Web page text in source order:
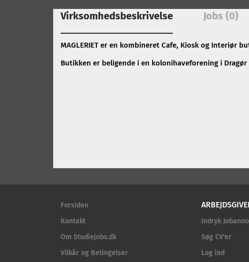
Virksomhedsbeskrivelse Jobs (0)
MAGLERIET er en kombineret Cafe, Kiosk og Interiør
Butikken er beligende i en kolonihaveforening i
Forsiden
Kontakt
Om Studiejobs.dk
Vilkår og Betingelser
Indryk
Søg CV'er
Log ind